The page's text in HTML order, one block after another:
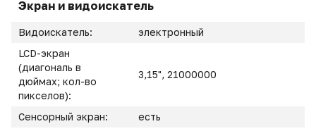
Экран и видоискатель
Видоискатель:
электронный
LCD-экран
(диагональ в
дюймах; кол-во
пикселов):
3,15", 21000000
Сенсорный экран:
есть